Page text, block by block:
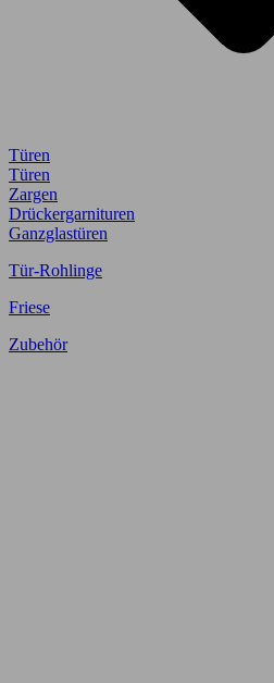
Türen
Türen
Zargen
Drückergarnituren
Ganzglastüren
Tür-Rohlinge
Friese
Zubehör